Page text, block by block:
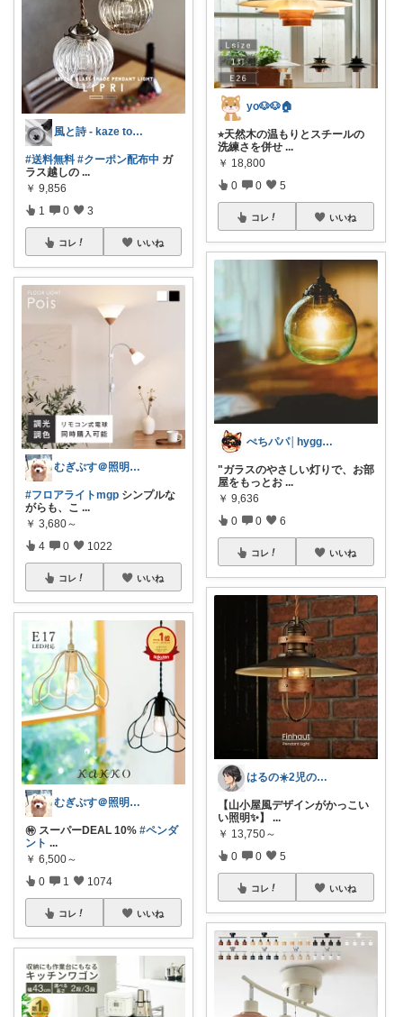
風と詩 - kaze to uta -
#送料無料 #クーポン配布中 ガ
ラス越しの ...
￥ 9,856
1 0 3
コレ いいね
むぎぷす＠照明とインテリアと北欧食器
#フロアライトmgp シンプルな
がらも、こ ...
￥ 3,680～
4 0 1022
コレ いいね
むぎぷす＠照明とインテリアと北欧食器
㊕ スーパーDEAL 10% #ペンダ
ント ...
￥ 6,500～
0 1 1074
コレ いいね
yo🐶🐶🏠
⭐︎天然木の温もりとスチールの
洗練さを併せ ...
￥ 18,800
0 0 5
コレ いいね
ぺちパパ│hyggeな暮らし🌿
"ガラスのやさしい灯りで、お部
屋をもっとお ...
￥ 9,636
0 0 6
コレ いいね
はるの☀️2児のママ𓂃◌𓈒𓐍
【山小屋風デザインがかっこい
い照明✨】 ...
￥ 13,750～
0 0 5
コレ いいね